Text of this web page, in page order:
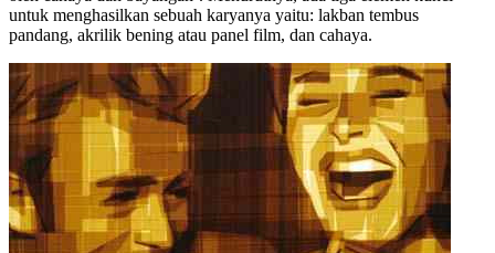
untuk menghasilkan sebuah karyanya yaitu: lakban tembus
pandang, akrilik bening atau panel film, dan cahaya.